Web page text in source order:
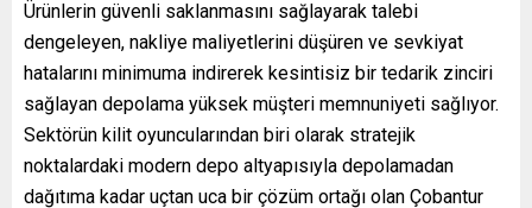
Ürünlerin güvenli saklanmasını sağlayarak talebi
dengeleyen, nakliye maliyetlerini düşüren ve sevkiyat
hatalarını minimuma indirerek kesintisiz bir tedarik zinciri
sağlayan depolama yüksek müşteri memnuniyeti sağlıyor.
Sektörün kilit oyuncularından biri olarak stratejik
noktalardaki modern depo altyapısıyla depolamadan
dağıtıma kadar uçtan uca bir çözüm ortağı olan Çobantur